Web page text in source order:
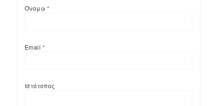
Όνομα *
Email *
Ιστότοπος